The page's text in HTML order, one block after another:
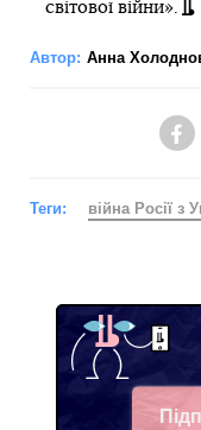
світової війни».
Автор: Анна
Теги: війна Росії з